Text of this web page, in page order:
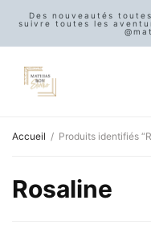
Des nouveautés
suivre toutes les
Accueil / Produits identifiés
Rosaline